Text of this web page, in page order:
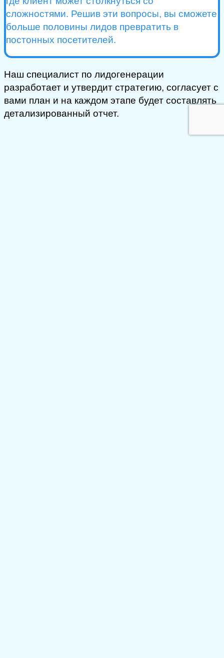
сложностями. Решив эти вопросы, вы сможете
больше половины лидов превратить в
постонных посетителей.
Наш специалист по лидогенерации
разработает и утвердит стратегию, согласует с
вами план и на каждом этапе будет составлять
детализированный отчет.